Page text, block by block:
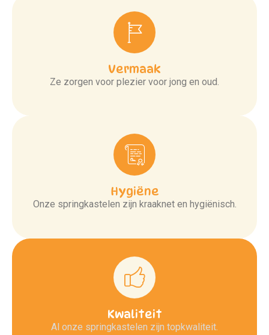
Vermaak
Ze zorgen voor plezier voor jong en oud.
Hygiëne
Onze springkastelen zijn kraaknet en hygiënisch.
Kwaliteit
Al onze springkastelen zijn topkwaliteit.